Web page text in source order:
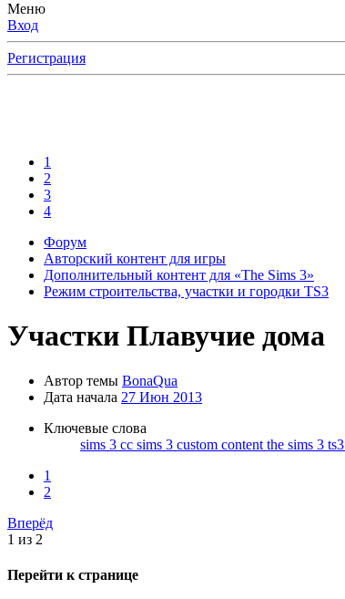
Меню
Вход
Регистрация
1
2
3
4
Форум
Авторский контент для игры
Дополнительный контент для «The Sims 3»
Режим строительства, участки и городки TS3
Участки Плавучие дома
Автор темы BonaQua
Дата начала 27 Июн 2013
Ключевые слова
sims 3 cc sims 3 custom content the sims 3 ts3
1
2
Вперёд
1 из 2
Перейти к странице